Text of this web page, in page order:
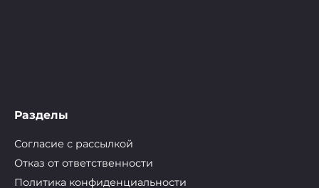
Разделы
Согласие с рассылкой
Отказ от ответственности
Политика конфиденциальности